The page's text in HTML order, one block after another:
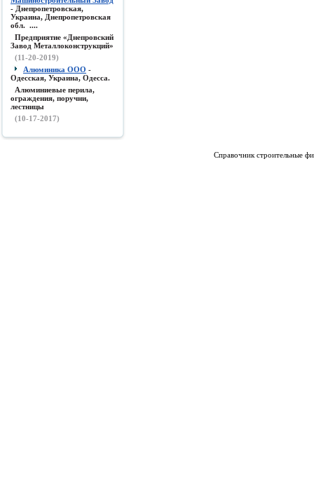
- Днепропетровская,
Украина, Днепропетровская
обл. ....
Предприятие «Днепровский
Завод Металлоконструкций»
(11-20-2019)
Алюминика ООО -
Одесская, Украина, Одесса.
Алюминиевые перила,
ограждения, поручни,
лестницы
(10-17-2017)
Справочник строительные